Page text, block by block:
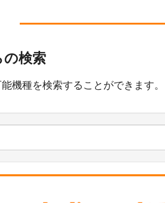
の検索
機種を検索することができます